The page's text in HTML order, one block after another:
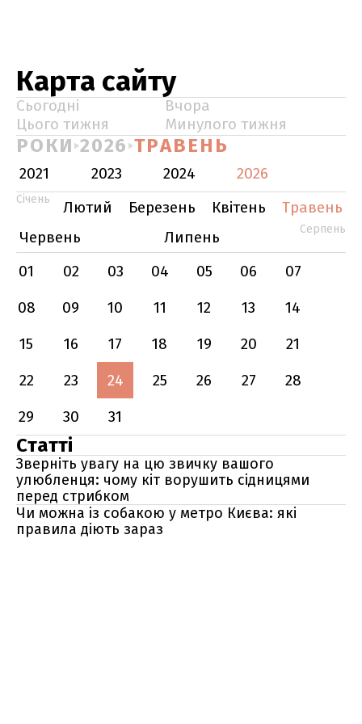
Карта сайту
Сьогодні
Вчора
Цього тижня
Минулого тижня
РОКИ 2026 ТРАВЕНЬ
2021 2023 2024 2026
Січень Лютий Березень Квітень
Травень
Червень
Липень Серпень
01 02 03 04 05 06
07
08
09 10 11 12 13
14
15
16 17 18 19 20
21
22
23 24 25 26 27
28
29
30 31
Статті
Зверніть увагу на цю звичку вашого
улюбленця: чому кіт ворушить сідницями
перед стрибком
Чи можна із собакою у метро Києва: які
правила діють зараз